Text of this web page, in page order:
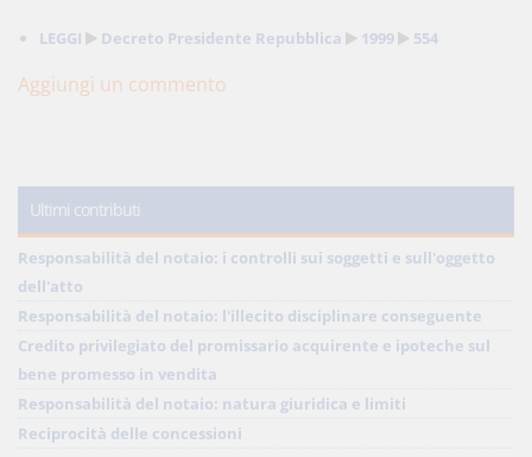
LEGGI Decreto Presidente Repubblica 1999 554
Aggiungi un commento
Ultimi contributi
Responsabilità del notaio: i controlli sui soggetti e sull'oggetto
dell'atto
Responsabilità del notaio: l'illecito disciplinare conseguente
Credito privilegiato del promissario acquirente e ipoteche sul
bene promesso in vendita
Responsabilità del notaio: natura giuridica e limiti
Reciprocità delle concessioni